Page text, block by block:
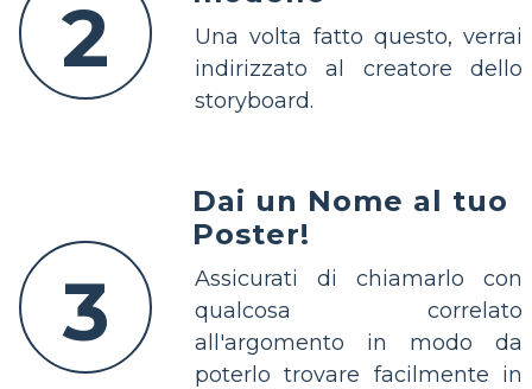
2
Una volta fatto questo, verrai
indirizzato al creatore dello
storyboard.
3
Dai un Nome al tuo
Poster!
Assicurati di chiamarlo con
qualcosa correlato
all'argomento in modo da
poterlo trovare facilmente in